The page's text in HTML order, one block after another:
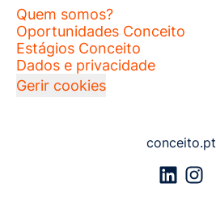
Quem somos?
Oportunidades Conceito
Estágios Conceito
Dados e privacidade
Gerir cookies
conceito.pt